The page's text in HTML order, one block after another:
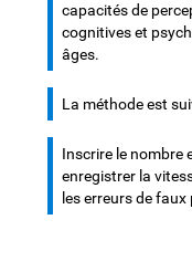
capacités de
cognitives et
âges.
La méthode est
Inscrire le nombre
enregistrer la
les erreurs de